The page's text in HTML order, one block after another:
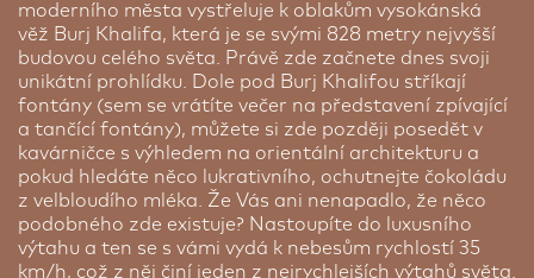
moderního města vystřeluje k oblakům vysokánská
věž Burj Khalifa, která je se svými 828 metry nejvyšší
budovou celého světa. Právě zde začnete dnes svoji
unikátní prohlídku. Dole pod Burj Khalifou stříkají
fontány (sem se vrátíte večer na představení zpívající
a tančící fontány), můžete si zde později posedět v
kavárničce s výhledem na orientální architekturu a
pokud hledáte něco lukrativního, ochutnejte čokoládu
z velbloudího mléka. Že Vás ani nenapadlo, že něco
podobného zde existuje? Nastoupíte do luxusního
výtahu a ten se s vámi vydá k nebesům rychlostí 35
km/h, což z něj činí jeden z nejrychlejších výtahů světa.